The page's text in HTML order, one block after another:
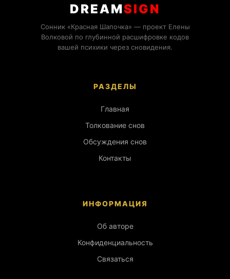
DREAMSIGN
Сонник «Красная Шапочка» — проект Елены
Волковой по глубинной расшифровке кодов
вашей психики через сновидения.
РАЗДЕЛЫ
Главная
Толкование снов
Обсуждения снов
Контакты
ИНФОРМАЦИЯ
Об авторе
Конфиденциальность
Связаться